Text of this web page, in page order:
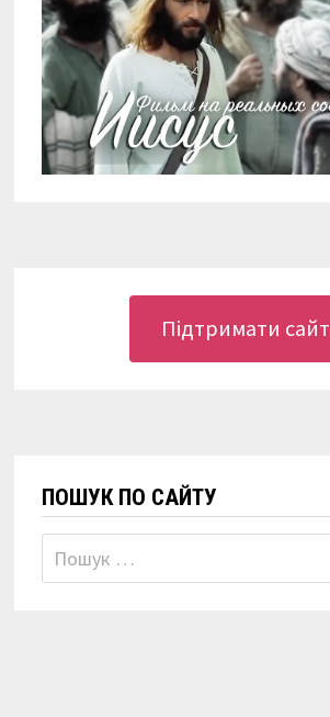
Підтримати сайт
ПОШУК ПО САЙТУ
Пошук: